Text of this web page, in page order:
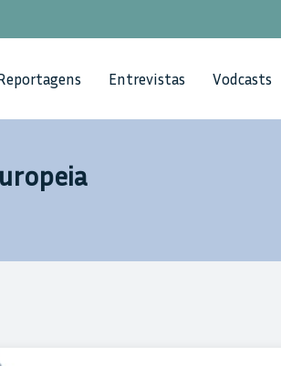
Entrevistas Vodcasts
Medicina Nuclear